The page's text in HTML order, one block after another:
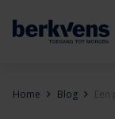
Home Blog